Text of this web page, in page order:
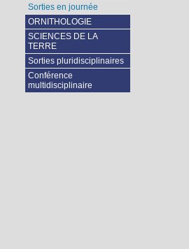
Sorties en journée
ORNITHOLOGIE
SCIENCES DE LA
TERRE
Sorties pluridisciplinaires
Conférence
multidisciplinaire